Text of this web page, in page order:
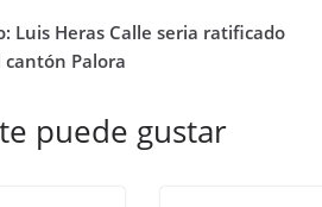
Luis Heras Calle seria ratificado
cantón Palora
puede gustar